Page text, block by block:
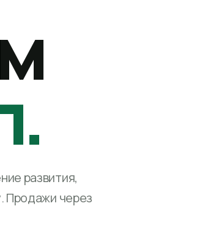
развития,
Продажи через